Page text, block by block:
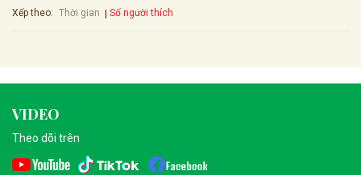
Xếp theo: Thời gian Số người thích
VIDEO
Theo dõi trên